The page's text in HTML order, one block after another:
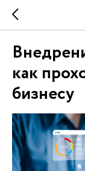
как
бизнесу